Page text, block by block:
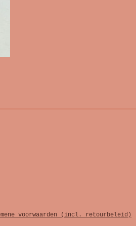
voorwaarden (incl. retourbeleid)